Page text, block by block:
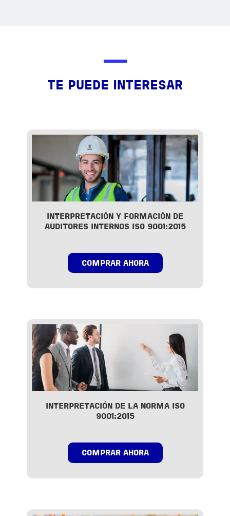
TE PUEDE INTERESAR
INTERPRETACIÓN Y FORMACIÓN DE
AUDITORES INTERNOS ISO 9001:2015
COMPRAR AHORA
INTERPRETACIÓN DE LA NORMA ISO
9001:2015
COMPRAR AHORA